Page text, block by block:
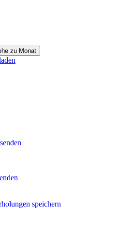
zu Monat
speichern